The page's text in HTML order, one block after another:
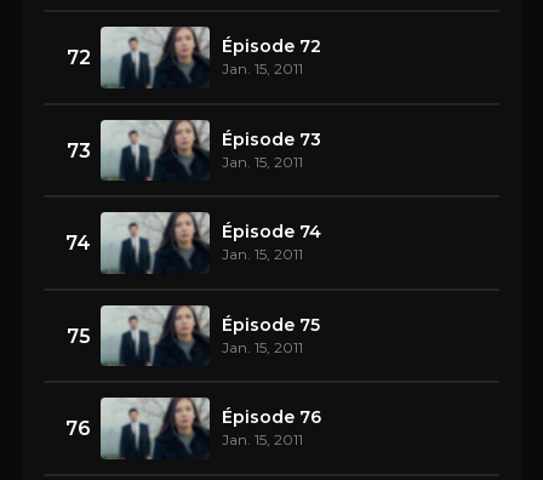
72 Épisode 72
Jan. 15, 2011
73 Épisode 73
Jan. 15, 2011
74 Épisode 74
Jan. 15, 2011
75 Épisode 75
Jan. 15, 2011
76 Épisode 76
Jan. 15, 2011